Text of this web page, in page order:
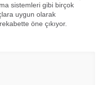
sistemleri gibi birçok
uygun olarak
öne çıkıyor.